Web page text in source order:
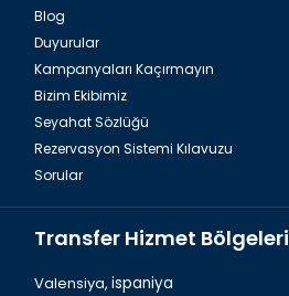
Blog
Duyurular
Kampanyaları Kaçırmayın
Bizim Ekibimiz
Seyahat Sözlüğü
Rezervasyon Sistemi Kılavuzu
Sorular
Transfer Hizmet Bölgeleri
Valensiya, ispaniya